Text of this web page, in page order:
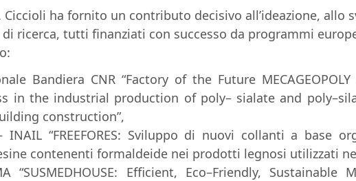
Ciccioli ha fornito un contributo decisivo all’ideazione, allo
ricerca, tutti finanziati con successo da programmi
Bandiera CNR “Factory of the Future MECAGEOPOLY
in the industrial production of poly– sialate and poly–
construction”,
INAIL “FREEFORES: Sviluppo di nuovi collanti a base
contenenti formaldeide nei prodotti legnosi utilizzati
“SUSMEDHOUSE: Efficient, Eco–Friendly, Sustainable